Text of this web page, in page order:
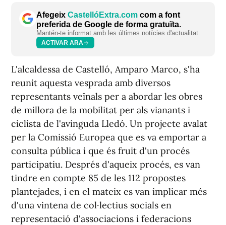
Afegeix CastellóExtra.com com a font
preferida de Google de forma gratuïta.
Mantén-te informat amb les últimes notícies d'actualitat.
ACTIVAR ARA
L'alcaldessa de Castelló, Amparo Marco, s'ha
reunit aquesta vesprada amb diversos
representants veïnals per a abordar les obres
de millora de la mobilitat per als vianants i
ciclista de l'avinguda Lledó. Un projecte avalat
per la Comissió Europea que es va emportar a
consulta pública i que és fruit d'un procés
participatiu. Després d'aqueix procés, es van
tindre en compte 85 de les 112 propostes
plantejades, i en el mateix es van implicar més
d'una vintena de col·lectius socials en
representació d'associacions i federacions